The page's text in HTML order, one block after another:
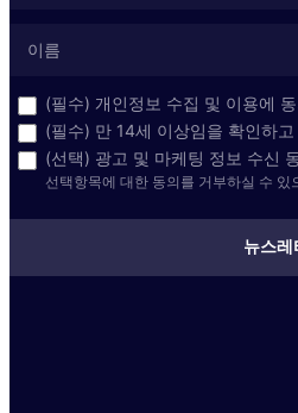
(필수) 개인정보 수집 및 이용에
(필수) 만 14세 이상임을 확인하
(선택) 광고 및 마케팅 정보 수신
선택항목에 대한 동의를 거부하실 수
뉴스레